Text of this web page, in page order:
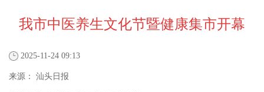
我市中医养生文化节暨健康集市开幕
2025-11-24 09:13
来源： 汕头日报